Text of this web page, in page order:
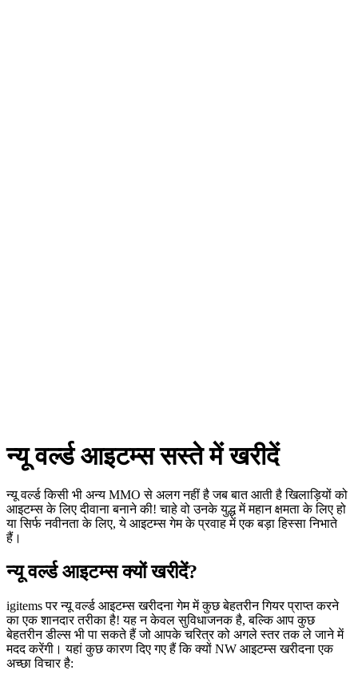
न्यू वर्ल्ड आइटम्स सस्ते में खरीदें
न्यू वर्ल्ड किसी भी अन्य MMO से अलग नहीं है जब बात आती है खिलाड़ियों को
आइटम्स के लिए दीवाना बनाने की! चाहे वो उनके युद्ध में महान क्षमता के लिए हो
या सिर्फ नवीनता के लिए, ये आइटम्स गेम के प्रवाह में एक बड़ा हिस्सा निभाते
हैं।
न्यू वर्ल्ड आइटम्स क्यों खरीदें?
igitems पर न्यू वर्ल्ड आइटम्स खरीदना गेम में कुछ बेहतरीन गियर प्राप्त करने
का एक शानदार तरीका है! यह न केवल सुविधाजनक है, बल्कि आप कुछ
बेहतरीन डील्स भी पा सकते हैं जो आपके चरित्र को अगले स्तर तक ले जाने में
मदद करेंगी। यहां कुछ कारण दिए गए हैं कि क्यों NW आइटम्स खरीदना एक
अच्छा विचार है: